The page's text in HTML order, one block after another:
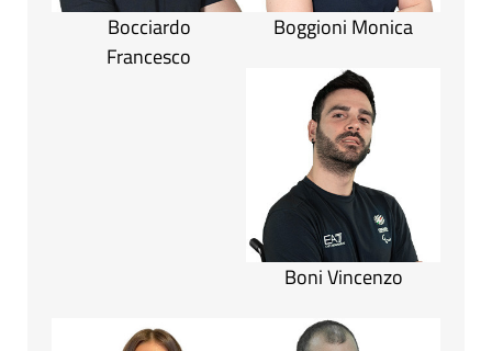
Bocciardo
Francesco
Boggioni Monica
Boni Vincenzo